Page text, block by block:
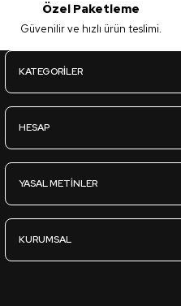
Özel Paketleme
Güvenilir ve hızlı ürün teslimi.
KATEGORİLER
HESAP
YASAL METİNLER
KURUMSAL